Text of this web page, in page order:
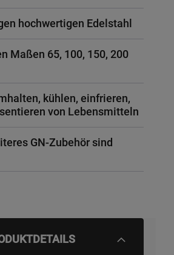
hochwertigen Edelstahl
Maßen 65, 100, 150, 200
kühlen, einfrieren,
von Lebensmitteln
GN-Zubehör sind